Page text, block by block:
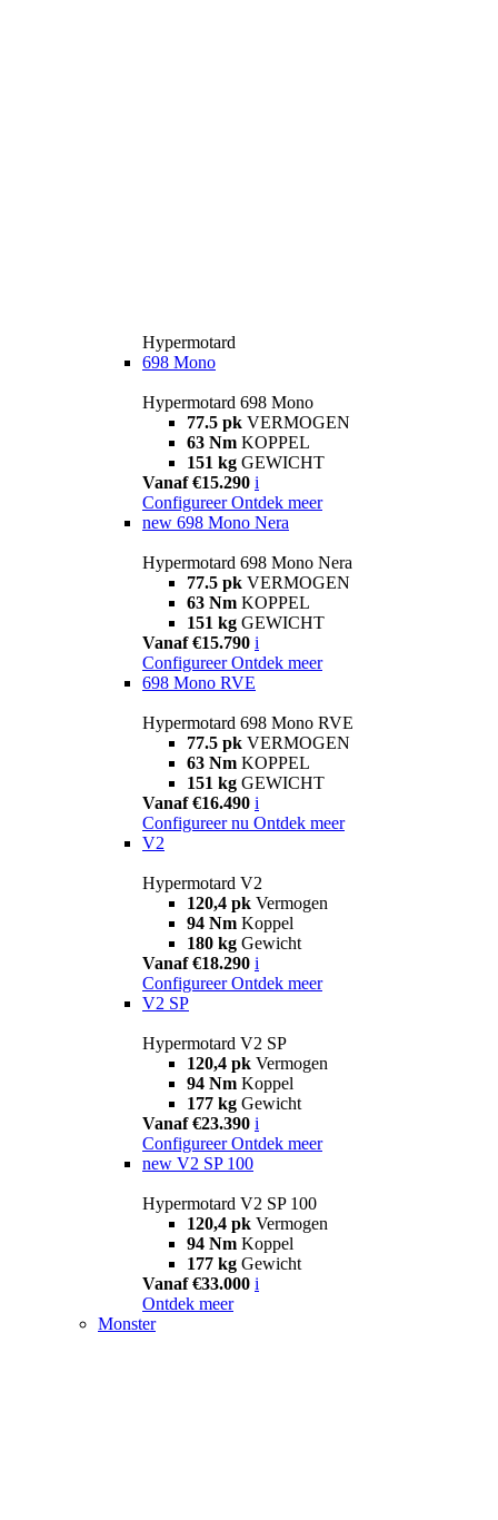
Hypermotard
698 Mono
Hypermotard 698 Mono
77.5 pk VERMOGEN
63 Nm KOPPEL
151 kg GEWICHT
Vanaf €15.290 i
Configureer Ontdek meer
new 698 Mono Nera
Hypermotard 698 Mono Nera
77.5 pk VERMOGEN
63 Nm KOPPEL
151 kg GEWICHT
Vanaf €15.790 i
Configureer Ontdek meer
698 Mono RVE
Hypermotard 698 Mono RVE
77.5 pk VERMOGEN
63 Nm KOPPEL
151 kg GEWICHT
Vanaf €16.490 i
Configureer nu Ontdek meer
V2
Hypermotard V2
120,4 pk Vermogen
94 Nm Koppel
180 kg Gewicht
Vanaf €18.290 i
Configureer Ontdek meer
V2 SP
Hypermotard V2 SP
120,4 pk Vermogen
94 Nm Koppel
177 kg Gewicht
Vanaf €23.390 i
Configureer Ontdek meer
new V2 SP 100
Hypermotard V2 SP 100
120,4 pk Vermogen
94 Nm Koppel
177 kg Gewicht
Vanaf €33.000 i
Ontdek meer
Monster